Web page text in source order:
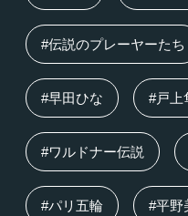
#伝説のプレーヤーたち
#早田ひな #戸上
#ワルドナー伝説
#パリ五輪 #平野